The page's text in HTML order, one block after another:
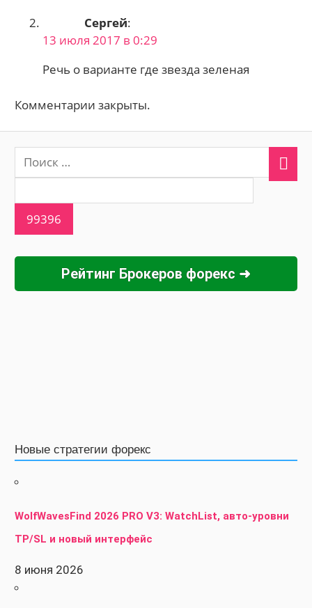
Сергей:
13 июля 2017 в 0:29
Речь о варианте где звезда зеленая
Комментарии закрыты.
Рейтинг Брокеров форекс ➜
Новые стратегии форекс
WolfWavesFind 2026 PRO V3: WatchList, авто-уровни
TP/SL и новый интерфейс
8 июня 2026